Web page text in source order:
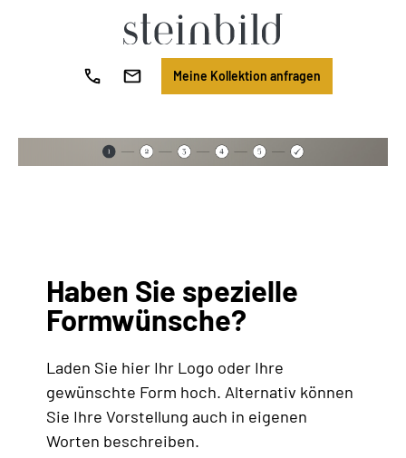
Meine Kollektion anfragen
Haben Sie spezielle
Formwünsche?
Laden Sie hier Ihr Logo oder Ihre
gewünschte Form hoch. Alternativ können
Sie Ihre Vorstellung auch in eigenen
Worten beschreiben.